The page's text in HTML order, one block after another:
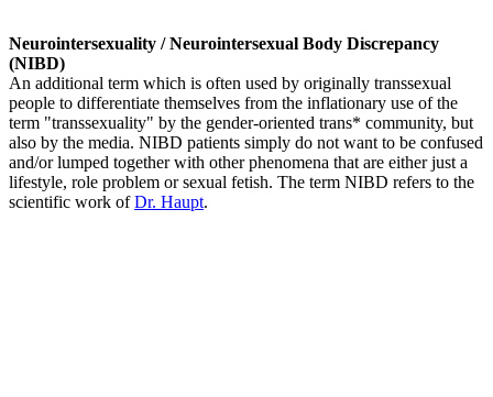
Neurointersexuality / Neurointersexual Body Discrepancy
(NIBD)
An additional term which is often used by originally transsexual
people to differentiate themselves from the inflationary use of the
term "transsexuality" by the gender-oriented trans* community, but
also by the media. NIBD patients simply do not want to be confused
and/or lumped together with other phenomena that are either just a
lifestyle, role problem or sexual fetish. The term NIBD refers to the
scientific work ofDr. Haupt.